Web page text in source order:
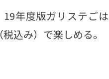
19年度版ガリステご
（税込み）で楽しめる。